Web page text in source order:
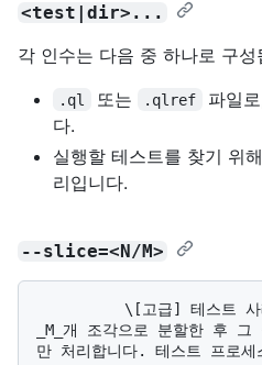
<test|dir>...
각 인수는 다음 중 하나로 구성
.ql 또는 .qlref
파일
다.
실행할 테스트를 찾기 위
리입니다.
--slice=<N/M>
_M_개 조각으로 분할한 후
만 처리합니다. 테스트 프로세